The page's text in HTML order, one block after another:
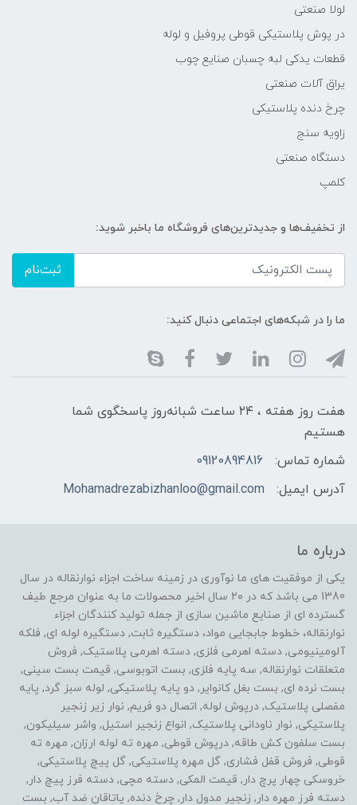
لولا صنعتی
در پوش پلاستیکی قوطی پروفیل و لوله
قطعات یدکی لبه چسبان صنایع چوب
یراق آلات صنعتی
چرخ دنده پلاستیکی
زاویه سنج
دستگاه صنعتی
کلمپ
از تخفیف‌ها و جدیدترین‌های فروشگاه ما باخبر شوید:
ثبت‌نام
ما را در شبکه‌های اجتماعی دنبال کنید:
هفت روز هفته ، ۲۴ ساعت شبانه‌روز پاسخگوی شما
هستیم
شماره تماس:
09120894816
آدرس ایمیل:
Mohamadrezabizhanloo@gmail.com
درباره ما
یکی از موفقیت های ما نوآوری در زمینه ساخت اجزاء نوارنقاله در سال
1380 می باشد که در ۲۰ سال اخیر محصولات ما به عنوان مرجع طیف
گسترده ای از صنایع ماشین سازی از جمله تولید کنندگان اجزاء
نوارنقاله، خطوط جابجایی مواد، دستگیره ثابت, دستگیره لوله ای, فلکه
آلومینیومی, دسته اهرمی فلزی, دسته اهرمی پلاستیک, فروش
متعلقات نوارنقاله, سه پایه فلزی, بست اتوبوسی, قیمت بست سینی,
بست نرده ای, بست بغل کانوایر, دو پایه پلاستیکی, لوله سبز گرد, پایه
مفصلی پلاستیک, درپوش لوله, اتصال دو فریم, نوار زیر زنجیر
پلاستیکی, نوار ناودانی پلاستیک, انواع زنجیر استیل, واشر سیلیکون,
بست سلفون کش طاقه, درپوش قوطی, مهره ته لوله ارزان, مهره ته
قوطی, فروش قفل فشاری, گل مهره پلاستیکی, گل پیچ پلاستیکی,
خروسکی چهار پرچ دار, قیمت المکی, دسته مچی, دسته فرز پیچ دار,
دسته فرز مهره دار, زنجیر مدول دار, چرخ دنده, یاتاقان ضد آب, بست